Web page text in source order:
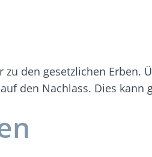
den gesetzlichen
den Nachlass. Dies kann